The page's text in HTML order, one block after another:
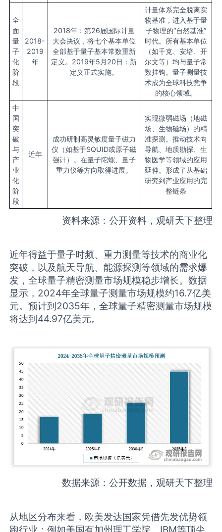
全
面
量
子
化
阶
段
2018-
2019
年
2018年：第26届国际计量
大会决议，将七个基本单位
全部基于量子基本常数重新
定义。2019年5月20日：新
定义正式实施。
计量体系完全脱离实
物基准，进入基于量
子物理的“自然基准”
时代。所有基本单位
（如千克、安培、开
尔文等）均与量子常
数挂钩。量子测量技
术成为全球科技竞争
的核心领域。
中
国
突
破
与
产
业
化
阶
段
近年
成功研制高灵敏度量子磁力
仪（如基于SQUID或原子磁
强计）。在量子陀螺、量子
重力仪等方向取得进展。
实现微弱磁场（地磁
场、生物磁场）的精
准探测。推动技术向
导航、地质勘探、生
物医学等领域的应用
延伸。形成了从基础
研究到产业应用的完
整链条
资料来源：公开资料，观研天下整理
近年得益于量子时频、重力测量等技术的商业化
突破，以及航天导航、能源探测等领域的需求爆
发，全球量子精密测量市场规模稳步增长。数据
显示，2024年全球量子测量市场规模约16.7亿美
元。预计到2035年，全球量子精密测量市场规模
将达到44.97亿美元。
数据来源：公开数据，观研天下整理
从地区分布来看，欧美发达国家凭借先发优势领
跑行业：例如美国有加州理工学院、IBM等顶尖